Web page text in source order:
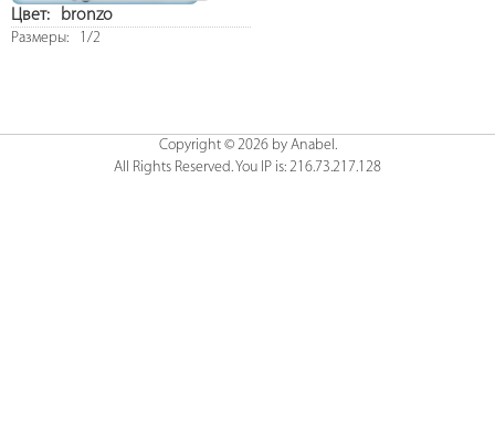
Цвет: bronzo
Размеры: 1/2
Copyright © 2026 by Anabel.
All Rights Reserved. You IP is: 216.73.217.128